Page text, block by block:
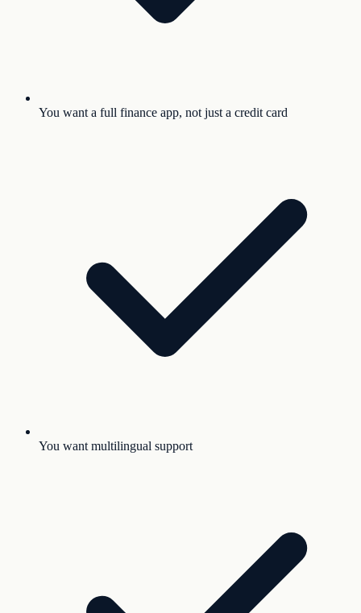
You want a full finance app, not just a credit card
You want multilingual support